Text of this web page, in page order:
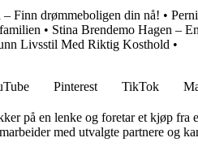
– Finn drømmeboligen din nå! •
• Stina Brendemo Hagen –
Livsstil Med Riktig Kosthold •
Pinterest TikTok
på en lenke og foretar et kjøp fra
med utvalgte partnere og